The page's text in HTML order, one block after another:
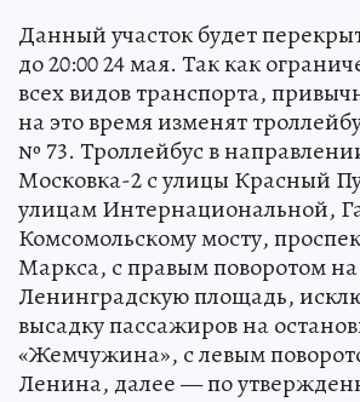
Данный участок будет
до 20:00 24 мая. Так как
всех видов транспорта,
на это время изменят
№ 73. Троллейбус в
Московка-2 с улицы Красный
улицам Интернациональной,
Комсомольскому мосту,
Маркса, с правым поворотом на
Ленинградскую площадь,
высадку пассажиров на
«Жемчужина», с левым
Ленина, далее — по